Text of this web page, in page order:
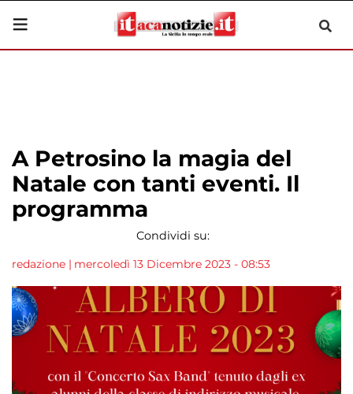
A Petrosino la magia del
Natale con tanti eventi. Il
programma
Condividi su:
redazione | mercoledì 13 Dicembre 2023 - 08:53